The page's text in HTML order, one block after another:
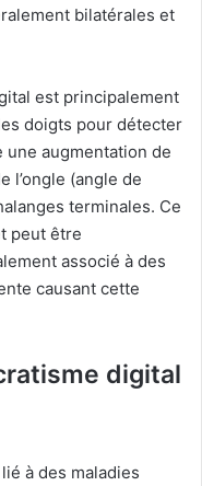
bilatérales et
est principalement
doigts pour détecter
augmentation de
l’ongle (angle de
terminales. Ce
peut être
associé à des
causant cette
digital
à des maladies